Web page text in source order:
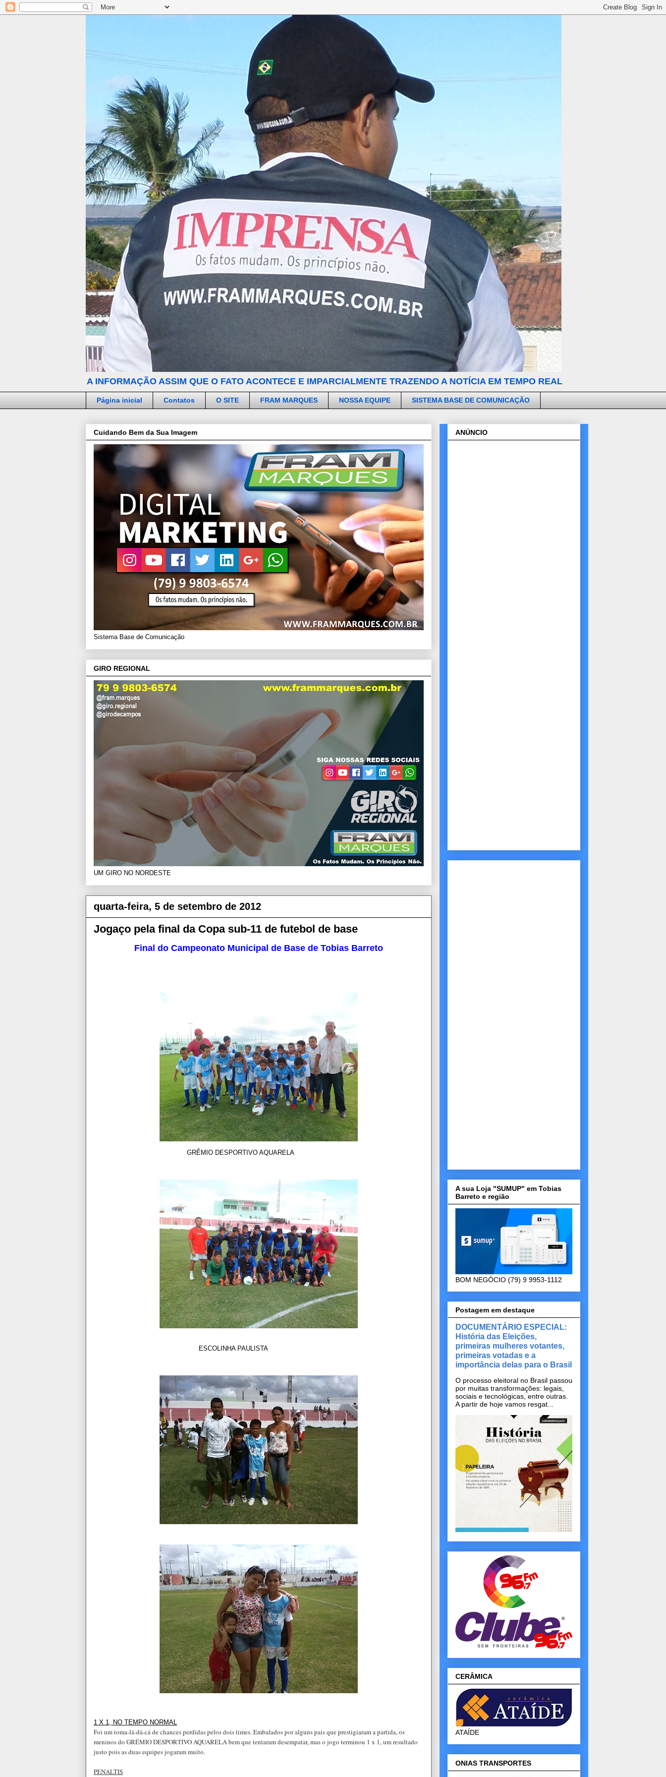
A INFORMAÇÃO ASSIM QUE O FATO ACONTECE E IMPARCIALMENTE TRAZENDO A NOTÍCIA EM TEMPO REAL
Página inicial Contatos O SITE FRAM MARQUES NOSSA EQUIPE SISTEMA BASE DE COMUNICAÇÃO
Cuidando Bem da Sua Imagem
Sistema Base de Comunicação
GIRO REGIONAL
UM GIRO NO NORDESTE
quarta-feira, 5 de setembro de 2012
Jogaço pela final da Copa sub-11 de futebol de base
Final do Campeonato Municipal de Base de Tobias Barreto
GRÊMIO DESPORTIVO AQUARELA
ESCOLINHA PAULISTA
1 X 1, NO TEMPO NORMAL
Foi um toma-lá-dá-cá de chances perdidas pelos dois times. Embalados por alguns pais que prestigiaram a partida, os
meninos do GRÊMIO DESPORTIVO AQUARELA bem que tentaram desempatar, mas o jogo terminou 1 x 1, um resultado
justo pois as duas equipes jogaram muito.
PENALTIS
ANÚNCIO
A sua Loja "SUMUP" em Tobias
Barreto e região
BOM NEGÓCIO (79) 9 9953-1112
Postagem em destaque
DOCUMENTÁRIO ESPECIAL:
História das Eleições,
primeiras mulheres votantes,
primeiras votadas e a
importância delas para o Brasil
O processo eleitoral no Brasil passou
por muitas transformações: legais,
sociais e tecnológicas, entre outras.
A partir de hoje vamos resgat...
CERÂMICA
ATAÍDE
ONIAS TRANSPORTES